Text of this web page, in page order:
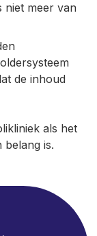
niet meer van
de inhoud
als het
is.